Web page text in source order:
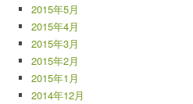
2015年5月
2015年4月
2015年3月
2015年2月
2015年1月
2014年12月